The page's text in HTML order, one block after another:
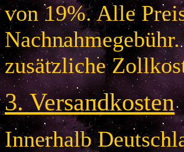
von 19%. Alle
zusätzliche
3.Versandkosten
Innerhalb